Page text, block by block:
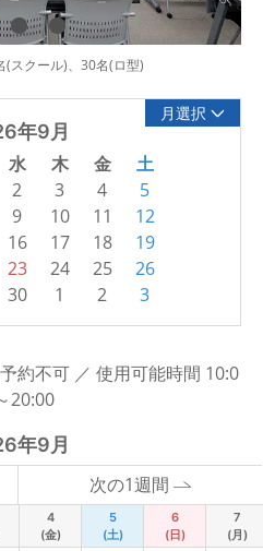
(スクール)、30名(ロ型)
月選択
年9月
水 木 金 土
2 3 4
5
9 10 11
12
16 17 18
19
23 24 25
26
30 1 2 3
約不可 ／ 使用可能時間 10:0
20:00
年9月
次の1週間
4
(金)
5
(土)
6
(日)
7
(月)